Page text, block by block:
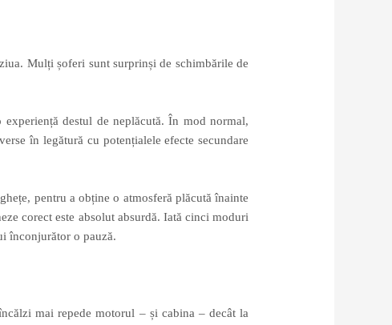
Mulți șoferi sunt surprinși de schimbările de
destul de neplăcută. În mod normal,
în legătură cu potențialele efecte secundare
pentru a obține o atmosferă plăcută înainte
corect este absolut absurdă. Iată cinci moduri
înconjurător o pauză.
mai repede motorul – și cabina – decât la